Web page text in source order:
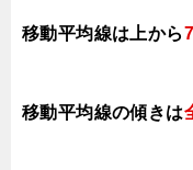
移動平均線は上から
移動平均線の傾きは